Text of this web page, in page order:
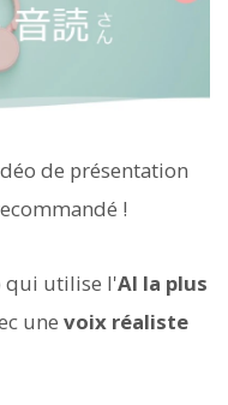
de présentation
!
qui utilise l'AI la plus
une voix réaliste